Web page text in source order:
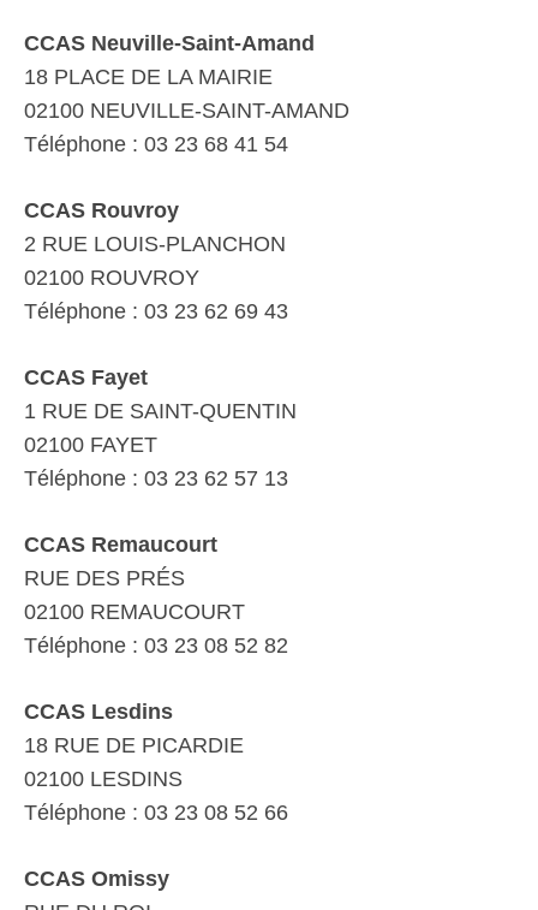
CCAS Neuville-Saint-Amand
18 PLACE DE LA MAIRIE
02100 NEUVILLE-SAINT-AMAND
Téléphone : 03 23 68 41 54
CCAS Rouvroy
2 RUE LOUIS-PLANCHON
02100 ROUVROY
Téléphone : 03 23 62 69 43
CCAS Fayet
1 RUE DE SAINT-QUENTIN
02100 FAYET
Téléphone : 03 23 62 57 13
CCAS Remaucourt
RUE DES PRÉS
02100 REMAUCOURT
Téléphone : 03 23 08 52 82
CCAS Lesdins
18 RUE DE PICARDIE
02100 LESDINS
Téléphone : 03 23 08 52 66
CCAS Omissy